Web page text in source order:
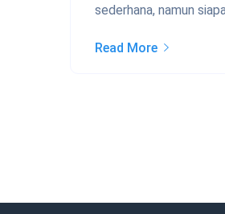
sederhana, namun
Read More